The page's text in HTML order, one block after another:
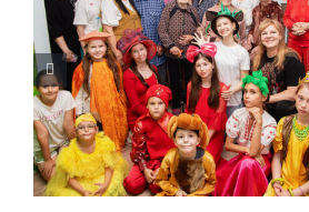
Волонтеры в Тёплом
Доме